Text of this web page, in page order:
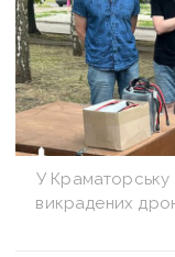
У Краматорську
викрадених